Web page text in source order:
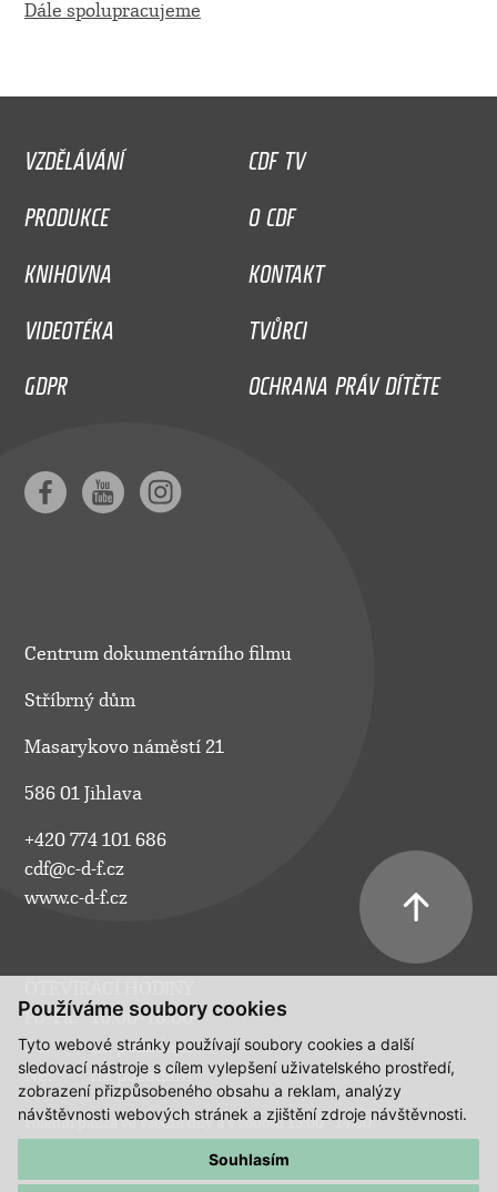
Používáme soubory cookies
Tyto webové stránky používají soubory cookies a další
sledovací nástroje s cílem vylepšení uživatelského prostředí,
zobrazení přizpůsobeného obsahu a reklam, analýzy
návštěvnosti webových stránek a zjištění zdroje návštěvnosti.
Souhlasím
Dále spolupracujeme
VZDĚLÁVÁNÍ
CDF TV
PRODUKCE
O CDF
KNIHOVNA
KONTAKT
VIDEOTÉKA
TVŮRCI
GDPR
OCHRANA PRÁV DÍTĚTE
Centrum dokumentárního filmu
Stříbrný dům
Masarykovo náměstí 21
586 01 Jihlava
+420 774 101 686
cdf@c-d-f.cz
www.c-d-f.cz
Po–Pá:
10.00–18.00
So:
na požádání
Ne:
na požádání
Polední pauza ve všední dny a v sobotu 13:00 - 14:00.